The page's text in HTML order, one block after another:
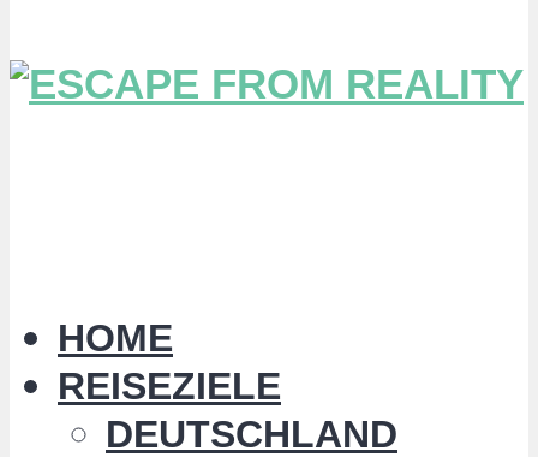
HOME
REISEZIELE
DEUTSCHLAND